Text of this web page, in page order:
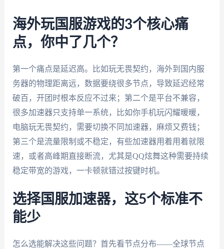
海外玩国服游戏的3个核心痛
点，你中了几个？
第一个痛点是延迟高。比如玩无畏契约，海外到国内服
务器的物理距离远，数据要绕很多节点，导致延迟经常
破百，开团时根本反应不过来；第二个是平台不兼容，
很多加速器只支持单一系统，比如你手机玩闪耀暖暖，
电脑玩无畏契约，需要切换不同加速器，麻烦又费钱；
第三个是流量限制或不稳定，有些加速器用着用着就限
速，或者高峰期直接断流，尤其是QQ炫舞这种需要持续
稳定带宽的游戏，一卡顿就错过按键时机。
选择国服加速器，这5个标准不
能少
怎么选能解决这些问题？首先看节点分布——全球节点